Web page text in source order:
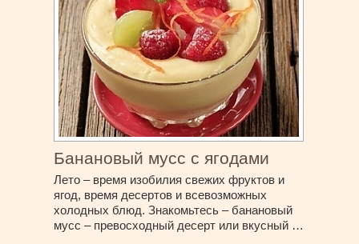
Банановый мусс с ягодами
Лето – время изобилия свежих фруктов и
ягод, время десертов и всевозможных
холодных блюд. Знакомьтесь – банановый
мусс – превосходный десерт или вкусный …